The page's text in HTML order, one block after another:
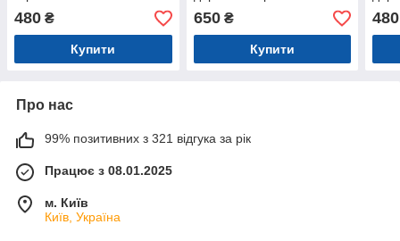
480 ₴
Купити
плетеній коробці 100 г
650₴
Купити
480
Про нас
99% позитивних з 321 відгука за рік
Працює з 08.01.2025
м. Київ
Київ, Україна